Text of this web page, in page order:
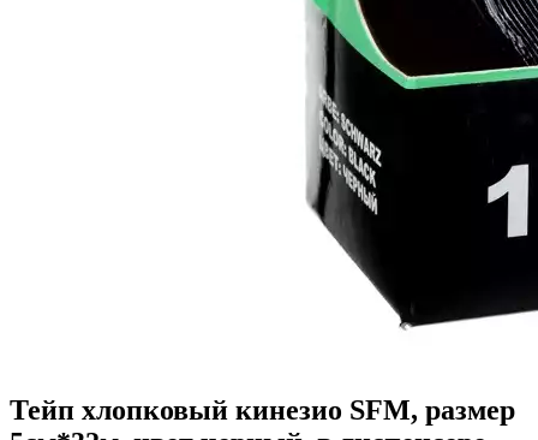
Тейп хлопковый кинезио SFM, размер